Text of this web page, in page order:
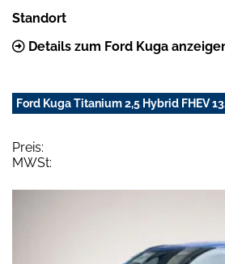
Standort
Details zum Ford Kuga
Ford Kuga Titanium 2,5 Hybrid FHEV
Preis:
MWSt: